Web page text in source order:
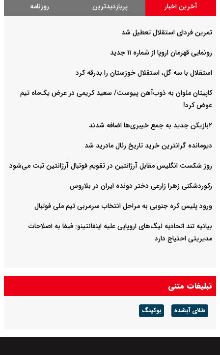
آخرین اخبار پربازدیدترین روزنامه
تمرین فردای استقلال تعطیل شد
رونمایی قهرمان اروپا از شماره ۱۱ جدید
استقلال با سه گل، استقلال خوزستان را بدرقه کرد
کاپیتان ملوان به ذوب‌آهن پیوست/ سعید کریمی در عرض یک‌ماه تیم
عوض کرد!
۲بازیکن جدید به جمع خیبری‌ها اضافه شدند
دیومانده گرانترین خرید تاریخ رئال مادرید شد
روز شکست انگلیس مقابل آرژانتین در تقویم فوتبال آرژانتین ثبت می‌شود
رکوردشکنی زهرا زارعی دختر دونده ایران در بلاروس
ورود پلیس کره جنوبی به مراحل انتخاب سرمربی تیم ملی فوتبال
بیانیه تند اتحادیه لیگ‌های اروپایی علیه اینفانتینو: فیفا به اصلاحات
مدیریتی احتیاج دارد
تبلیغات متنی
طلای آبشده بوکینگ